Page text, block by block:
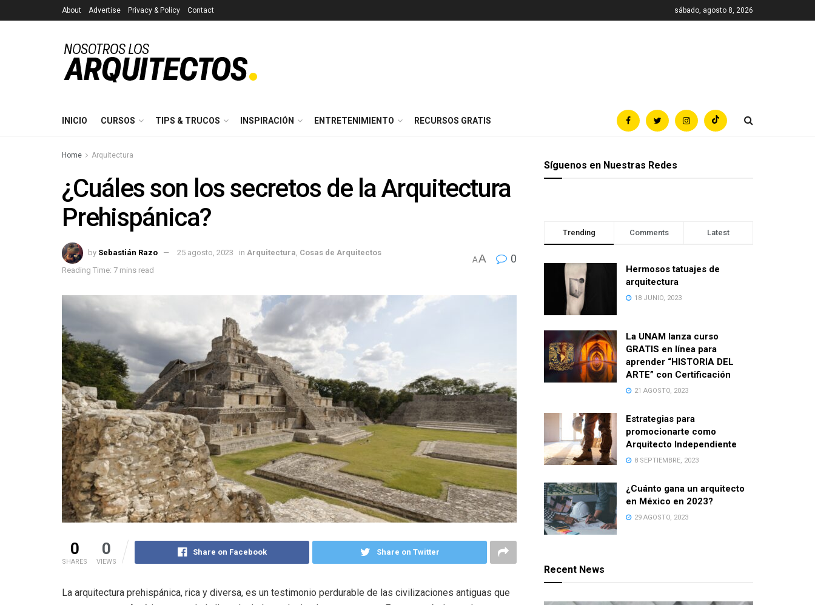
About Advertise Privacy & Policy Contact sábado, agosto 8, 2026
INICIO CURSOS TIPS & TRUCOS INSPIRACIÓN ENTRETENIMIENTO RECURSOS GRATIS
Home Arquitectura
¿Cuáles son los secretos de la Arquitectura
Prehispánica?
by Sebastián Razo 25 agosto, 2023 in Arquitectura Cosas de Arquitectos
Reading Time: 7 mins read
AA 0
0
SHARES
0
VIEWS
Share on Facebook Share on Twitter
La arquitectura prehispánica, rica y diversa, es un testimonio perdurable de las civilizaciones antiguas que
Síguenos en Nuestras Redes
Trending Comments Latest
Hermosos tatuajes de
arquitectura
18 JUNIO, 2023
La UNAM lanza curso
GRATIS en línea para
aprender “HISTORIA DEL
ARTE” con Certificación
21 AGOSTO, 2023
Estrategias para
promocionarte como
Arquitecto Independiente
8 SEPTIEMBRE, 2023
¿Cuánto gana un arquitecto
en México en 2023?
29 AGOSTO, 2023
Recent News